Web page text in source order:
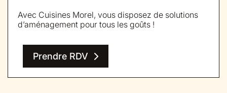
Avec Cuisines Morel, vous disposez de solutions
d’aménagement pour tous les goûts !
Prendre RDV